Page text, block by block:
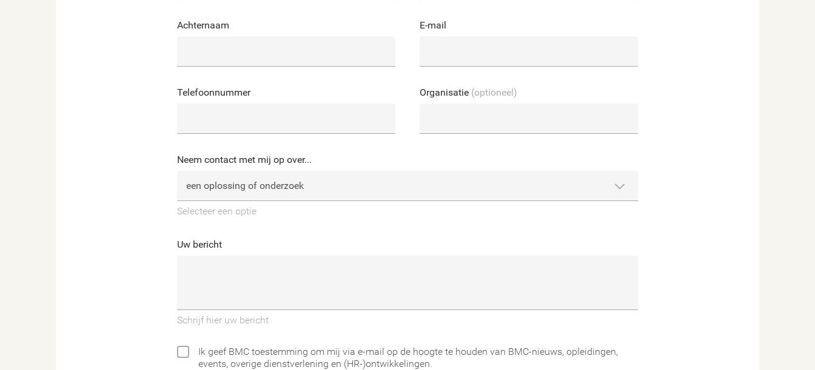
Achternaam E-mail
Telefoonnummer Organisatie (optioneel)
Neem contact met mij op over...
Selecteer een optie
Uw bericht
Schrijf hier uw bericht
Ik geef BMC toestemming om mij via e-mail op de hoogte te houden van BMC-nieuws, opleidingen,
events, overige dienstverlening en (HR-)ontwikkelingen.